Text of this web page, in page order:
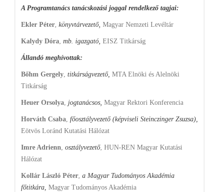
A Programtanács tanácskozási joggal rendelkező tagjai:
Ekler Péter, könyvtárvezető, Magyar Nemzeti Levéltár
Kalydy Dóra, mb. igazgató, EISZ Titkárság
Állandó meghívottak:
Bőhm Gergely, titkárságvezető, MTA Elnöki és Alelnöki
Titkárság
Heuer Orsolya, jogtanácsos, Magyar Rektori Konferencia
Horváth Csaba, főosztályvezető (képviseli Steinczinger Zsuzsa),
Eötvös Loránd Kutatási Hálózat
Imre Adrienn, osztályvezető, HUN-REN Magyar Kutatási
Hálózat
Kollár László Péter, a Magyar Tudományos Akadémia
főtitkára, Magyar Tudományos Akadémia